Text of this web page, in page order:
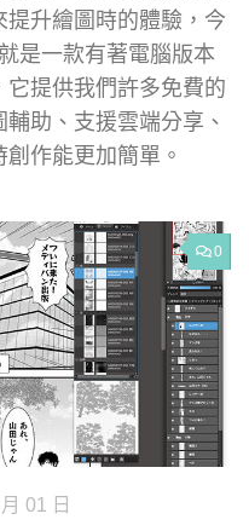
升繪圖時的體驗，今
是一款有著電腦版本
提供我們許多免費的
助、支援雲端分享、
作能更加簡單。
0
01 日